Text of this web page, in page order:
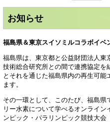
お知らせ
福島県＆東京スイソミルコラボイベ
福島県は、東京都と公益財団法人
技術総合研究所との間で連携協定を
とそれを通じた福島県内の再生可
ます。
その一環として、このたび、福島県
リー水素について学べるオンライン
ンピック・パラリンピック競技大